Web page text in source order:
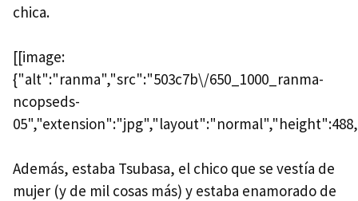
chica.
[[image:
{"alt":"ranma","src":"503c7b\/650_1000_ranma-
ncopseds-
Además, estaba Tsubasa, el chico que se vestía de
mujer (y de mil cosas más) y estaba enamorado de